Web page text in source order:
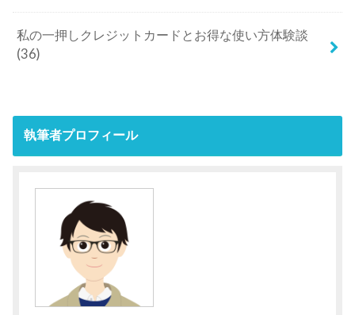
私の一押しクレジットカードとお得な使い方体験談
(36)
執筆者プロフィール